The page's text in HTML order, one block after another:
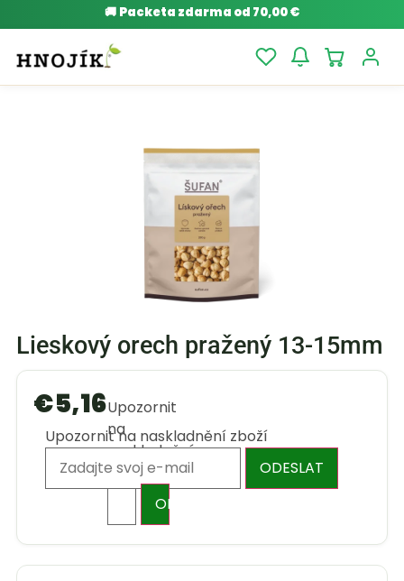
🚚 Packeta zdarma od 70,00 €
Lieskový orech pražený 13-15mm
€5,16Upozornit
na
naskladnění
zboží
ODESLAT
Upozornit na naskladnění zboží
ODESLAT